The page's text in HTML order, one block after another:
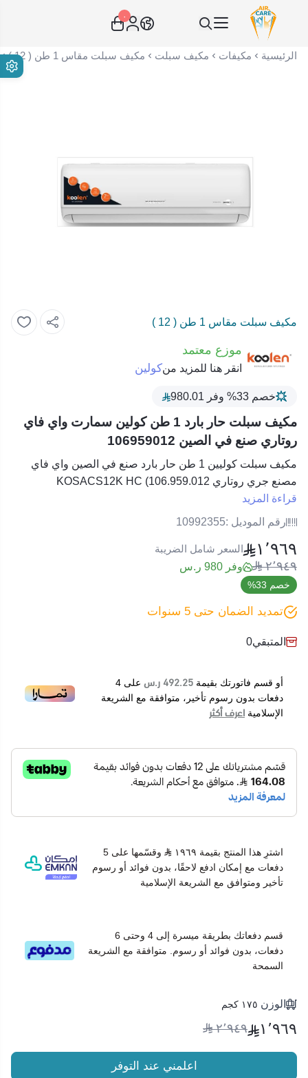
عناية الهواء | شريك سكني الاستراتيجي
٠
الرئيسية مكيفات مكيف سبلت مكيف سبلت مقاس 1 طن ( 12 )
مكيف سبلت مقاس 1 طن ( 12 )
موزع معتمد
انقر هنا للمزيد منكولين
خصم 33% وفر 980.01
مكيف سبلت حار بارد 1 طن كولين سمارت واي فاي
روتاري صنع في الصين 106959012
مكيف سبلت كوليين 1 طن حار بارد صنع في الصين واي فاي
مصنع جري روتاري KOSACS12K HC (106.959.012
قراءة المزيد
رقم الموديل :10992355
١٬٩٦٩ السعر شامل الضريبة
٢٬٩٤٩ وفر 980 ر.س
خصم 33%
تمديد الضمان حتى 5 سنوات
المتبقي0
أو قسم فاتورتك بقيمة 492.25 ر.س على 4
دفعات بدون رسوم تأخير، متوافقة مع الشريعة
الإسلامية اعرف أكثر
اشترِ هذا المنتج بقيمة ١٩٦٩
وقسّمها على 5
دفعات مع إمكان ادفع لاحقًا، بدون فوائد أو رسوم
تأخير ومتوافق مع الشريعة الإسلامية
قسم دفعاتك بطريقة ميسرة إلى 4 وحتى 6
دفعات، بدون فوائد أو رسوم. متوافقة مع الشريعة
السمحة
الوزن ١٧٥ كجم
١٬٩٦٩ ٢٬٩٤٩
اعلمني عند التوفر